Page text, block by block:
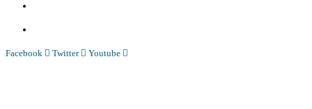
Facebook Twitter Youtube